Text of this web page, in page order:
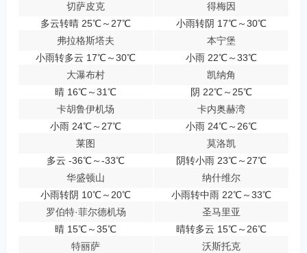
切萨皮克
多云转晴 25℃～27℃
得梅因
小雨转阴 17℃～30℃
弗拉格斯塔夫
小雨转多云 17℃～30℃
本宁堡
小雨 22℃～33℃
大瀑布村
晴 16℃～31℃
凯纳角
阴 22℃～25℃
卡胡鲁伊机场
小雨 24℃～27℃
卡内奥赫湾
小雨 24℃～26℃
莱图
多云 -36℃～-33℃
莫洛凯
阴转小雨 23℃～27℃
华盛顿山
小雨转阴 10℃～20℃
纳什维尔
小雨转中雨 22℃～33℃
罗伯特·菲尔德机场
晴 15℃～35℃
圣马里亚
晴转多云 15℃～26℃
特丽萨
沃斯托克